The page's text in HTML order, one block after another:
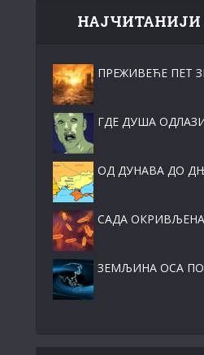
НАЈЧИТАНИЈИ
ПРЕЖИВЕЋЕ ПЕТ
ГДЕ ДУША
ОД ДУНАВА ДО
САДА
ЗЕМЉИНА ОСА